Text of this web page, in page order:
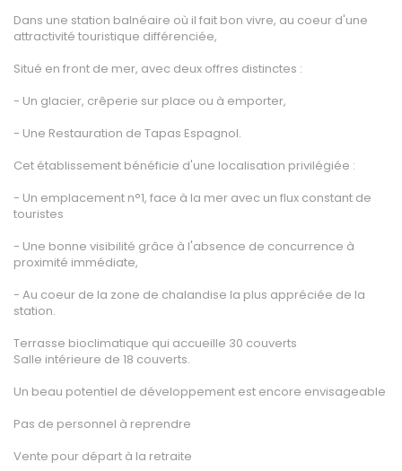
CONTACT
NOTRE GROUPE
Vousfinancer Narbonne
Immo Fox
Dans une station balnéaire où il fait bon vivre, au coeur d'une
attractivité touristique différenciée,
Situé en front de mer, avec deux offres distinctes :
- Un glacier, crêperie sur place ou à emporter,
- Une Restauration de Tapas Espagnol.
Cet établissement bénéficie d'une localisation privilégiée :
- Un emplacement n°1, face à la mer avec un flux constant de
touristes
- Une bonne visibilité grâce à l'absence de concurrence à
proximité immédiate,
- Au coeur de la zone de chalandise la plus appréciée de la
station.
Terrasse bioclimatique qui accueille 30 couverts
Salle intérieure de 18 couverts.
Un beau potentiel de développement est encore envisageable
Pas de personnel à reprendre
Vente pour départ à la retraite